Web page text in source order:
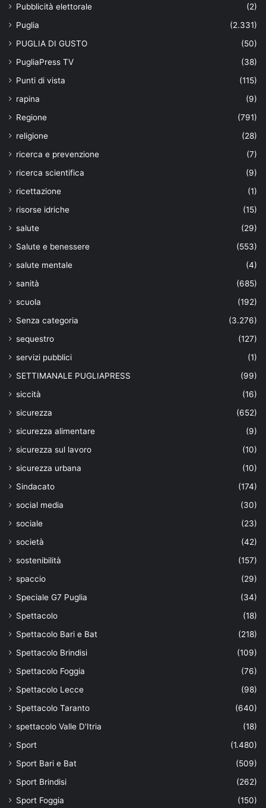
Pubblicità elettorale
(2)
Puglia
(2.331)
PUGLIA DI GUSTO
(50)
PugliaPress TV
(38)
Punti di vista
(115)
rapina
(9)
Regione
(791)
religione
(28)
ricerca e prevenzione
(7)
ricerca scientifica
(9)
ricettazione
(1)
risorse idriche
(15)
salute
(29)
Salute e benessere
(553)
salute mentale
(4)
sanità
(685)
scuola
(192)
Senza categoria
(3.276)
sequestro
(127)
servizi pubblici
(1)
SETTIMANALE PUGLIAPRESS
(99)
siccità
(16)
sicurezza
(652)
sicurezza alimentare
(9)
sicurezza sul lavoro
(10)
sicurezza urbana
(10)
Sindacato
(174)
social media
(30)
sociale
(23)
società
(42)
sostenibilità
(157)
spaccio
(29)
Speciale G7 Puglia
(34)
Spettacolo
(18)
Spettacolo Bari e Bat
(218)
Spettacolo Brindisi
(109)
Spettacolo Foggia
(76)
Spettacolo Lecce
(98)
Spettacolo Taranto
(640)
spettacolo Valle D'Itria
(18)
Sport
(1.480)
Sport Bari e Bat
(509)
Sport Brindisi
(262)
Sport Foggia
(150)